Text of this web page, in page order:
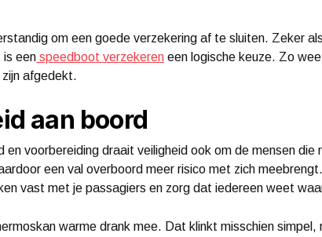
om een goede verzekering af te sluiten. Zeker
is een speedboot verzekeren een logische keuze. Zo
afgedekt.
aan boord
en voorbereiding draait veiligheid ook om de mensen
een val overboord meer risico met zich
vast met je passagiers en zorg dat iedereen weet
warme drank mee. Dat klinkt misschien